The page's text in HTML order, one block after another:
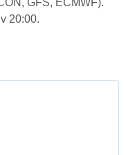
GFS, ECMWF).
20:00.